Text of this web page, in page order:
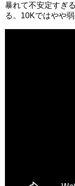
暴れて不安定すぎ
る。10Kではやや